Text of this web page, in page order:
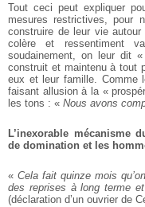
Tout ceci peut expliquer
mesures restrictives, pour
construire de leur vie
colère et ressentiment
soudainement, on leur dit
construit et maintenu à tout
eux et leur famille. Comme
faisant allusion à la «
les tons : « Nous avons
L’inexorable mécanisme
de domination et les
« Cela fait quinze mois
des reprises à long terme
(déclaration d’un ouvrier de